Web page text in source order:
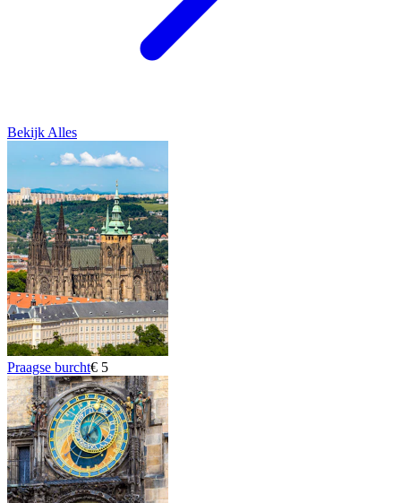
Bekijk Alles
Praagse burcht€ 5